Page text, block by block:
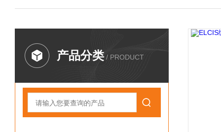
产品分类 / PRODUCT